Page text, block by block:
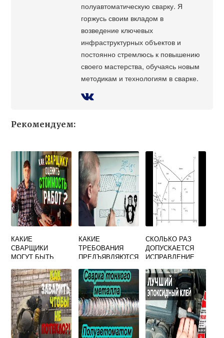
полуавтоматическую сварку. Я
горжусь своим вкладом в
возведение ключевых
инфраструктурных объектов и
постоянно стремлюсь к повышению
своего мастерства, обучаясь новым
методикам и технологиям в сварке.
Рекомендуем:
КАКИЕ
СВАРЩИКИ
МОГУТ БЫТЬ
ВЫПОЛНЕНИЮ
РАБОТ ПО
СВАРКЕ
СТАЛЬНЫХ
КОНСТРУКЦИЙ
КОТЛОВ
КАКИЕ
ТРЕБОВАНИЯ
ПРЕДЪЯВЛЯЮТСЯ
СВАРОЧНОЙ
НАСАДКИ ОТВЕТ
НА ТЕСТ
СКОЛЬКО РАЗ
ДОПУСКАЕТСЯ
ИСПРАВЛЕНИЕ
ЧУГУННОГО
ЛИТЬЯ СВАРКОЙ
В ОДНОМ И ТОМ
ЖЕ МЕСТЕ